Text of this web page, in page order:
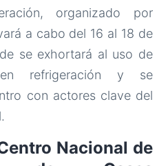
organizado por
a cabo del 16 al 18 de
se exhortará al uso de
refrigeración y se
con actores clave del
Nacional de